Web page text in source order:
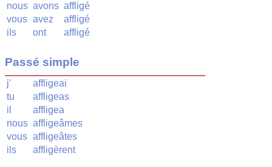
nous avons affligé
vous avez
affligé
ils
ont affligé
Passé simple
j'
affligeai
tu
affligeas
il
affligea
nous affligeâmes
vous affligeâtes
ils
affligèrent